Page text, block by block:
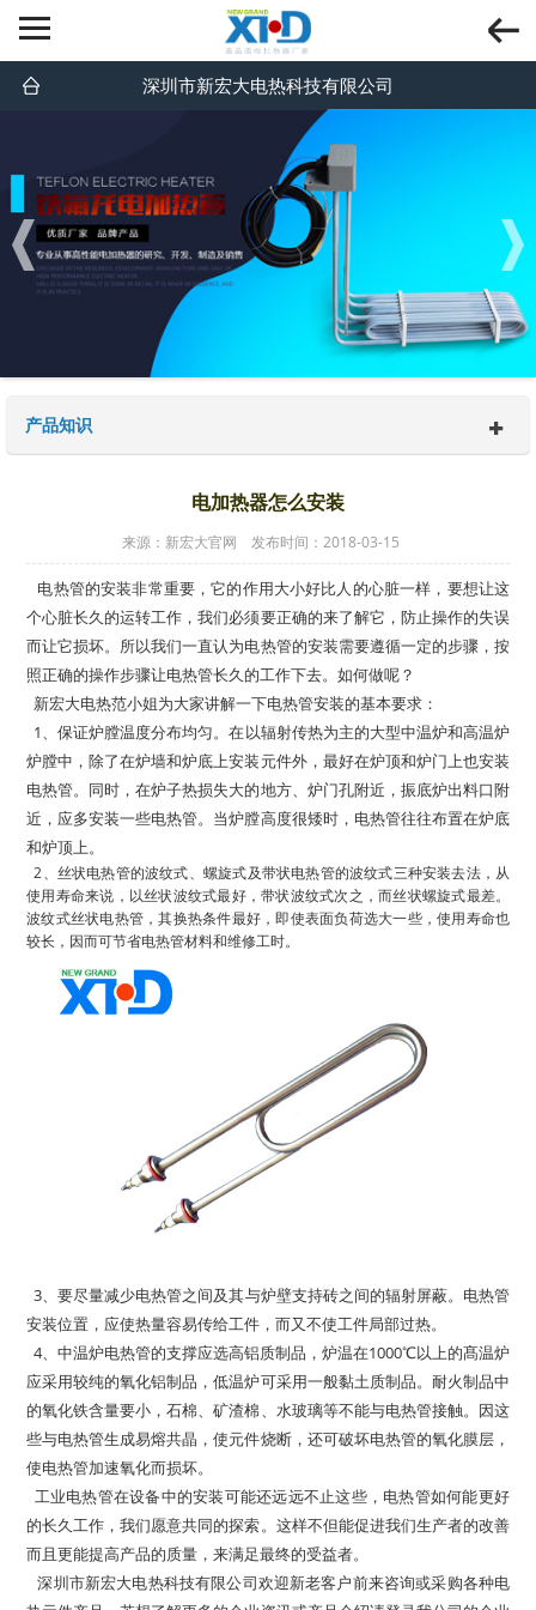
深圳市新宏大电热科技有限公司
产品知识
电加热器怎么安装
来源：新宏大官网 发布时间：2018-03-15
电热管的安装非常重要，它的作用大小好比人的心脏一样，要想让这
个心脏长久的运转工作，我们必须要正确的来了解它，防止操作的失误
而让它损坏。所以我们一直认为电热管的安装需要遵循一定的步骤，按
照正确的操作步骤让电热管长久的工作下去。如何做呢？
新宏大电热范小姐为大家讲解一下电热管安装的基本要求：
1、保证炉膛温度分布均匀。在以辐射传热为主的大型中温炉和高温炉
炉膛中，除了在炉墙和炉底上安装元件外，最好在炉顶和炉门上也安装
电热管。同时，在炉子热损失大的地方、炉门孔附近，振底炉出料口附
近，应多安装一些电热管。当炉膛高度很矮时，电热管往往布置在炉底
和炉顶上。
2、丝状电热管的波纹式、螺旋式及带状电热管的波纹式三种安装去法，从
使用寿命来说，以丝状波纹式最好，带状波纹式次之，而丝状螺旋式最差。
波纹式丝状电热管，其换热条件最好，即使表面负荷选大一些，使用寿命也
较长，因而可节省电热管材料和维修工时。
3、要尽量减少电热管之间及其与炉壁支持砖之间的辐射屏蔽。电热管
安装位置，应使热量容易传给工件，而又不使工件局部过热。
4、中温炉电热管的支撑应选高铝质制品，炉温在1000℃以上的髙温炉
应采用较纯的氧化铝制品，低温炉可采用一般黏土质制品。耐火制品中
的氧化铁含量要小，石棉、矿渣棉、水玻璃等不能与电热管接触。因这
些与电热管生成易熔共晶，使元件烧断，还可破坏电热管的氧化膜层，
使电热管加速氧化而损坏。
工业电热管在设备中的安装可能还远远不止这些，电热管如何能更好
的长久工作，我们愿意共同的探索。这样不但能促进我们生产者的改善
而且更能提高产品的质量，来满足最终的受益者。
深圳市新宏大电热科技有限公司欢迎新老客户前来咨询或采购各种电